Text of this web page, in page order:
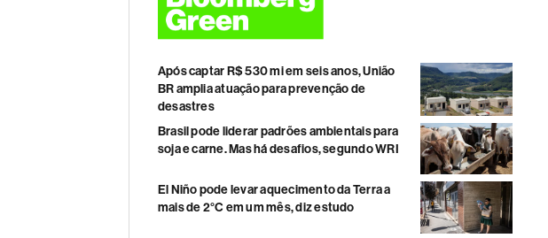
Após captar R$ 530 mi em seis anos, União
BR amplia atuação para prevenção de
desastres
Brasil pode liderar padrões ambientais para
soja e carne. Mas há desafios, segundo WRI
El Niño pode levar aquecimento da Terra a
mais de 2°C em um mês, diz estudo